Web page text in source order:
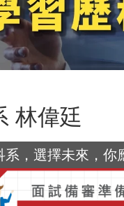
林偉廷
系，選擇未來，你